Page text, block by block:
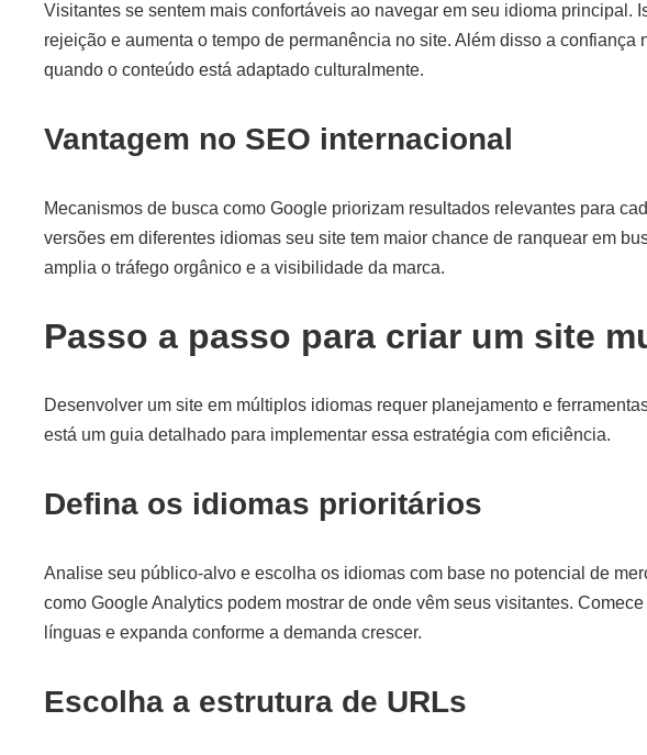
Visitantes se sentem mais confortáveis ao navegar em seu idioma principal.
rejeição e aumenta o tempo de permanência no site. Além disso a confiança
quando o conteúdo está adaptado culturalmente.
Vantagem no SEO internacional
Mecanismos de busca como Google priorizam resultados relevantes para
versões em diferentes idiomas seu site tem maior chance de ranquear em
amplia o tráfego orgânico e a visibilidade da marca.
Passo a passo para criar um site
Desenvolver um site em múltiplos idiomas requer planejamento e
está um guia detalhado para implementar essa estratégia com eficiência.
Defina os idiomas prioritários
Analise seu público-alvo e escolha os idiomas com base no potencial de
como Google Analytics podem mostrar de onde vêm seus visitantes.
línguas e expanda conforme a demanda crescer.
Escolha a estrutura de URLs